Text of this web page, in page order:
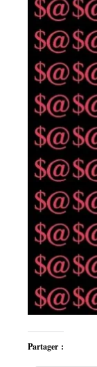
Partager :